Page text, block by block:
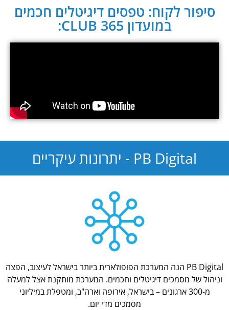
סיפור לקוח: טפסים דיגיטלים חכמים
במועדון CLUB 365:
PB Digital - יתרונות עיקריים
PB Digital הנה המערכת הפופולארית ביותר בישראל לעיצוב, הפצה
וניהול של מסמכים דיגיטלים וחכמים. המערכת מותקנת אצל למעלה
מ-300 ארגונים – בישראל, אירופה וארה"ב, ומטפלת במיליוני
מסמכים מדי יום.